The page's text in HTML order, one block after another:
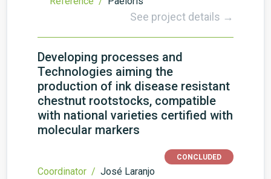
See project details →
Developing processes and
Technologies aiming the
production of ink disease resistant
chestnut rootstocks, compatible
with national varieties certified with
molecular markers
CONCLUDED
Coordinator / José Laranjo